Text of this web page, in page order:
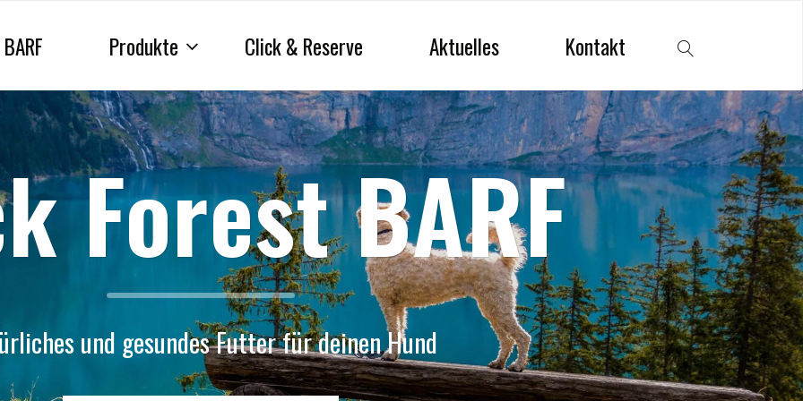
BARF Produkte Click & Reserve Aktuelles Kontakt
Search
Forest BARF
und gesundes Futter für deinen Hund